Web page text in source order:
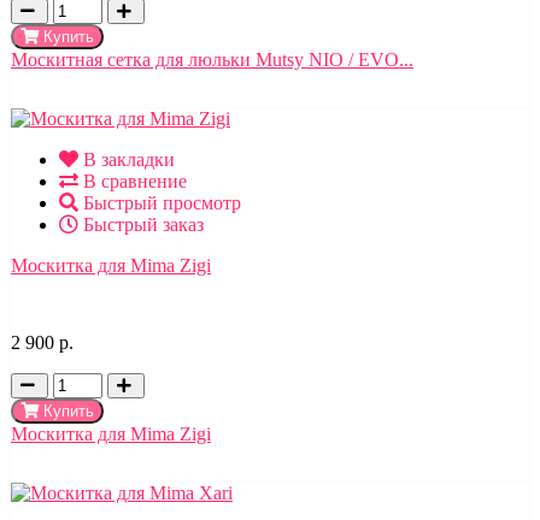
Купить
Москитная сетка для люльки Mutsy NIO / EVO...
В закладки
В сравнение
Быстрый просмотр
Быстрый заказ
Москитка для Mima Zigi
2 900 р.
Купить
Москитка для Mima Zigi